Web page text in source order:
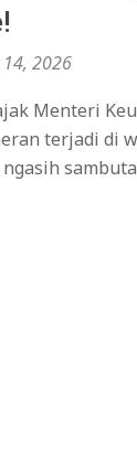
2026
Menteri
terjadi di